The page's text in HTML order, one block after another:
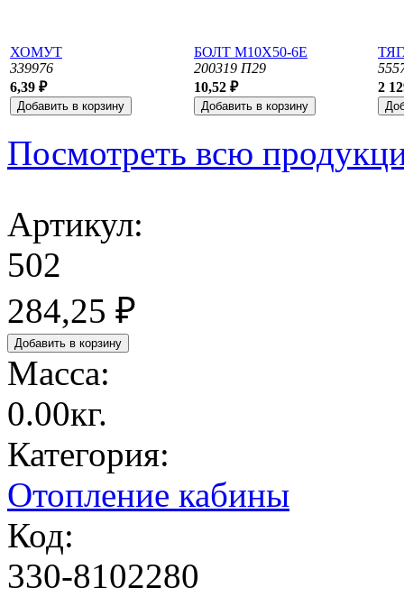
ХОМУТ
339976
6,39 ₽
БОЛТ М10Х50-6Е
200319 П29
10,52 ₽
2
Посмотреть всю
Артикул:
502
284,25 ₽
Масса:
0.00кг.
Категория:
Отопление кабины
Код:
330-8102280